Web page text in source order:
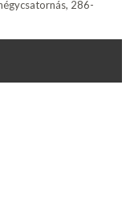
286-